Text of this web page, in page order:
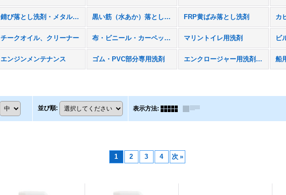
錆び落とし洗剤・メタルコーティング剤 黒い筋（水あか）落とし洗剤 FRP黄ばみ落とし洗剤 カ
チークオイル、クリーナー 布・ビニール・カーペット用洗剤、防水スプレー マリントイレ用洗剤 ビ
エンジンメンテナンス ゴム・PVC部分専用洗剤 エンクロージャー用洗剤・コーティング剤 船
並び順: 表示方法:
1 2 3 4 次 »